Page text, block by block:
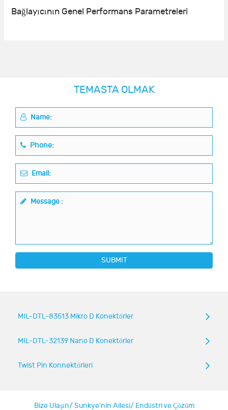
Bağlayıcının Genel Performans Parametreleri
TEMASTA OLMAK
Name:
Phone:
Email:
Message :
SUBMIT
MIL-DTL-83513 Mikro D Konektörler
MIL-DTL-32139 Nano D Konektörler
Twist Pin Konnektörleri
Bize Ulaşın/Sunkye'nin Ailesi/ Endüstri ve Çözüm